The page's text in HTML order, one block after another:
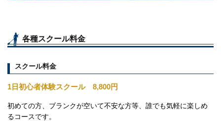
各種スクール料金
スクール料金
1日初心者体験スクール 8,800円
初めての方、ブランクが空いて不安な方等、誰でも気軽に楽しめ
るコースです。